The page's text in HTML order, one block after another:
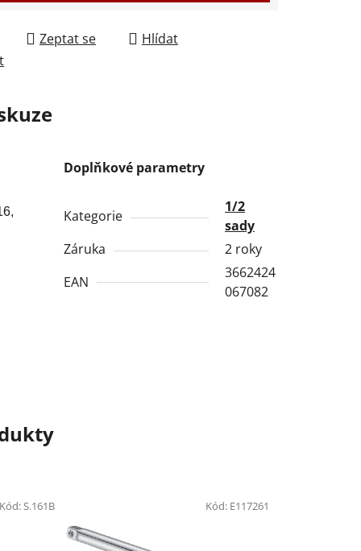
Zeptat se
Hlídat
Doplňkové parametry
Kategorie
1/2
sady
Záruka
2 roky
EAN
3662424
067082
Kód: S.161B Kód: E117261